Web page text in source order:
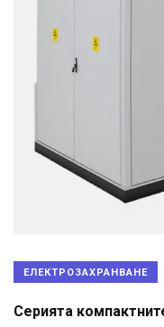
ЕЛЕКТРОЗАХРАНВАНЕ
Серията